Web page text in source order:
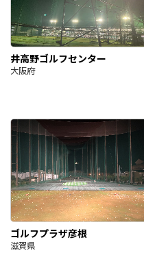
井高野ゴルフセンター
大阪府
ゴルフプラザ彦根
滋賀県